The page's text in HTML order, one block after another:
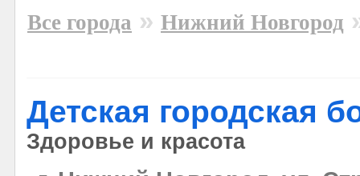
Все города » Нижний Новгород
Детская городская
Здоровье и красота